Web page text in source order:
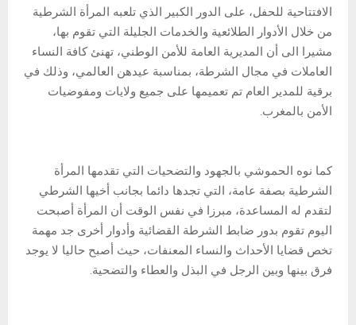
الافتتاحية للحفل، على الدور الكبير الذي تلعبه المرأة الشرطية
من خلال الأدوار الطلائعية والخدمات الجليلة التي تقوم بها،
مشيرا الى أن المديرية العامة للأمن الوطني، تهنئ كافة النساء
العاملات في مجال الشرطة، بمناسبة عيدهن العالمي، وذلك في
برقية للمدير العام تم تعميمها على جميع ولايات ومفوضيات
الأمن بالمغرب.
كما نوه الحموشي بالجهود والتضحيات التي تقدمها المرأة
الشرطية بصفة عامة، التي تجدها دائما بجانب أخيها الشرطي
لتقدم له المساعدة، مبرزا في نفس الوقت أن المرأة أصبحت
اليوم تقوم بدور ضابط الشرطة القضائية وأدوار أخرى جد مهمة
تخص قضايا الأحداث والنساء المعنفات، حيث أصبح حاليا لا يوجد
فرق بينها وبين الرجل في البذل والعطاء والتضحية.